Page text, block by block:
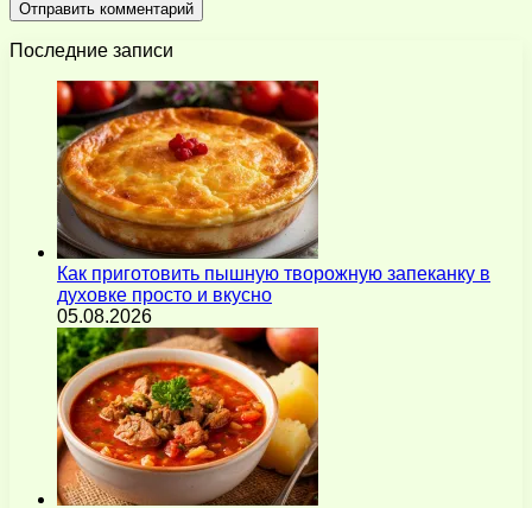
Последние записи
Как приготовить пышную творожную запеканку в
духовке просто и вкусно
05.08.2026